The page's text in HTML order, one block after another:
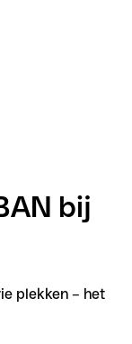
bij
plekken – het